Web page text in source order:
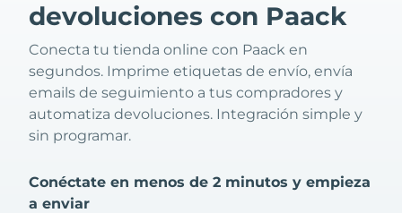
devoluciones con Paack
Conecta tu tienda online con Paack en
segundos. Imprime etiquetas de envío, envía
emails de seguimiento a tus compradores y
automatiza devoluciones. Integración simple y
sin programar.
Conéctate en menos de 2 minutos y empieza
a enviar